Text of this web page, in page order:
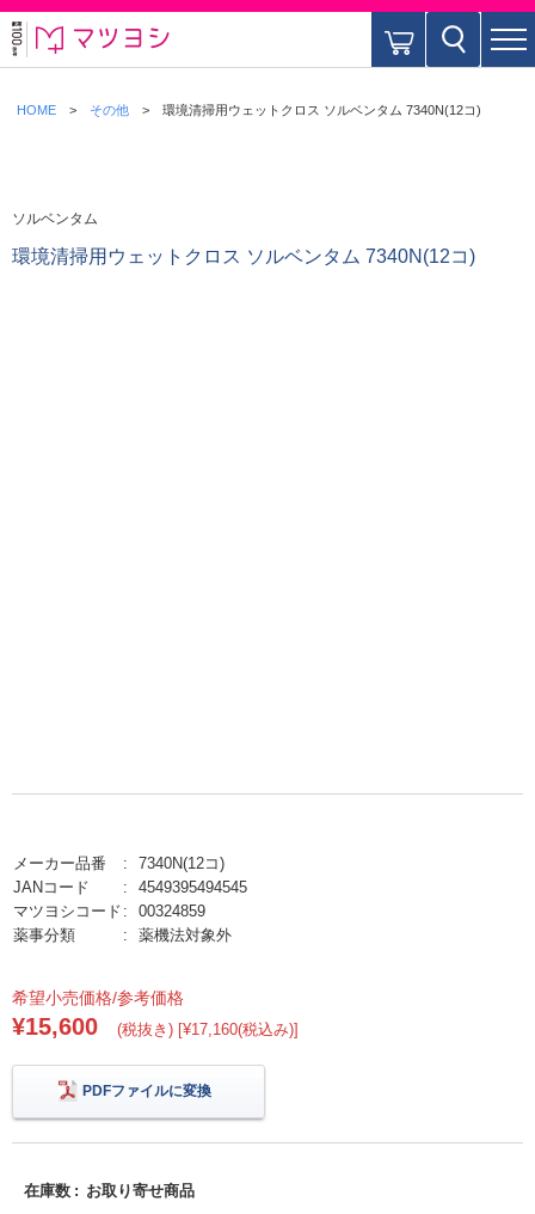
HOME その他 環境清掃用ウェットクロス ソルベンタム 7340N(12コ)
ソルベンタム
環境清掃用ウェットクロス ソルベンタム 7340N(12コ)
メーカー品番
7340N(12コ)
JANコード
4549395494545
マツヨシコード
00324859
薬事分類
薬機法対象外
希望小売価格/参考価格
¥15,600 (税抜き) [¥17,160(税込み)]
PDFファイルに変換
在庫数 お取り寄せ商品